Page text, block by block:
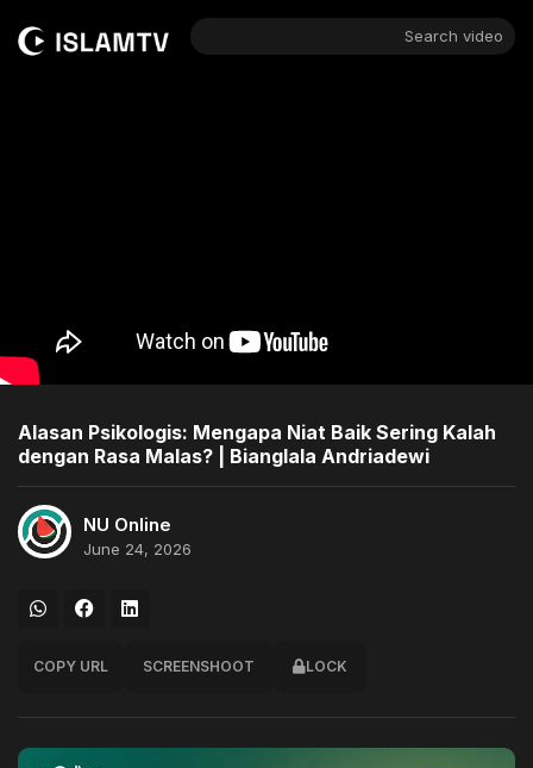
Search video
Alasan Psikologis: Mengapa Niat Baik Sering Kalah
dengan Rasa Malas? | Bianglala Andriadewi
NU Online
June 24, 2026
COPY URL SCREENSHOOT LOCK